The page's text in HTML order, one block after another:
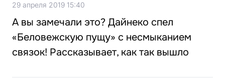
29 апреля 2019 15:40
А вы замечали это? Дайнеко спел
«Беловежскую пущу» с несмыканием
связок! Рассказывает, как так вышло